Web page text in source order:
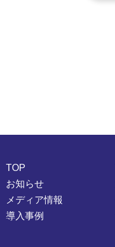
TOP
お知らせ
メディア情報
導入事例